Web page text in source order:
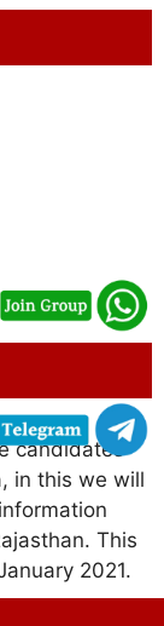
candidates
in this we will
This
2021.